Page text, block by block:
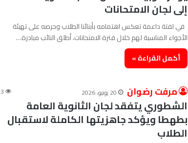
إلى لجان الامتحانات
في لفتة داعمة تعكس اهتمامه بأبنائنا الطلاب وحرصه على تهيئة
الأجواء المناسبة لهم خلال فترة الامتحانات، أطلق النائب مبادرة…
أكمل القراءة »
مرفت رضوان 20 يونيو، 2026 3
الشطوري يتفقد لجان الثانوية العامة
بطهطا ويؤكد جاهزيتها الكاملة لاستقبال
الطلاب